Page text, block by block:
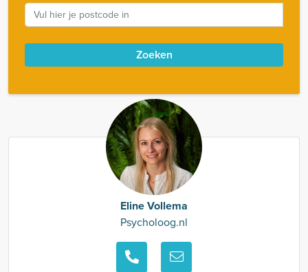
Zoeken
Eline Vollema
Psycholoog.nl